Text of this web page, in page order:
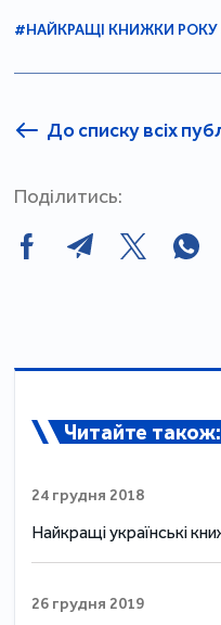
#НАЙКРАЩІ КНИЖКИ РОКУ
До списку всіх
Поділитись:
Читайте також:
24 грудня 2018
Найкращі українські
26 грудня 2019